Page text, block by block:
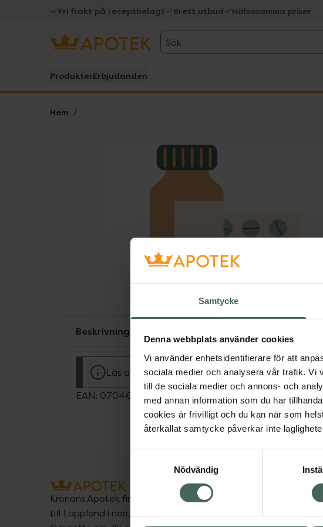
Samtycke
Denna webbplats använder cookies
Vi använder enhetsidentifierare för att
sociala medier och analysera vår trafik. Vi
till de sociala medier och annons- och
med annan information som du har
cookies är frivilligt och du kan när som
återkallat samtycke påverkar inte
Nödvändig
Fri frakt på receptbelagt Brett utbud Hälsosamma priser
Sök
ProdukterErbjudanden
Hem
Lista: . Innehåller 1 objekt.
Beskrivning
Läs alltid bipacksedeln innan användning.
EAN: 07046264040911
Kronans Apotek finns här för dig. Du hittar oss från Skåne i syd
till Lappland i norr, och online i mobilen och på datorn.